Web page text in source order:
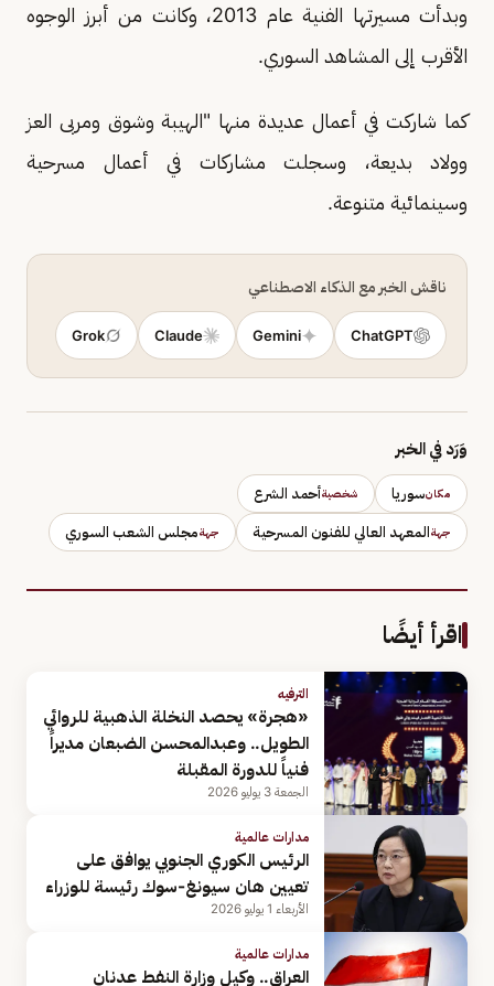
وبدأت مسيرتها الفنية عام 2013، وكانت من أبرز الوجوه
الأقرب إلى المشاهد السوري.
كما شاركت في أعمال عديدة منها "الهيبة وشوق ومربى العز
وولاد بديعة، وسجلت مشاركات في أعمال مسرحية
وسينمائية متنوعة.
ناقش الخبر مع الذكاء الاصطناعي
ChatGPT
Gemini
Claude
Grok
وَرَد في الخبر
مكانسوريا شخصيةأحمد الشرع
جهةالمعهد العالي للفنون المسرحية جهةمجلس الشعب السوري
اقرأ أيضًا
الترفيه
«هجرة» يحصد النخلة الذهبية للروائي
الطويل.. وعبدالمحسن الضبعان مديراً
فنياً للدورة المقبلة
الجمعة 3 يوليو 2026
مدارات عالمية
الرئيس الكوري الجنوبي يوافق على
تعيين هان سيونغ-سوك رئيسة للوزراء
الأربعاء 1 يوليو 2026
مدارات عالمية
العراق.. وكيل وزارة النفط عدنان